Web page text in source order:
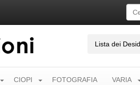
Lista dei
CIOPI FOTOGRAFIA VARIA